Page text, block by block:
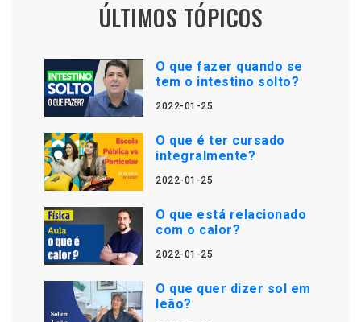
ÚLTIMOS TÓPICOS
O que fazer quando se
tem o intestino solto?
2022-01-25
O que é ter cursado
integralmente?
2022-01-25
O que está relacionado
com o calor?
2022-01-25
O que quer dizer sol em
leão?